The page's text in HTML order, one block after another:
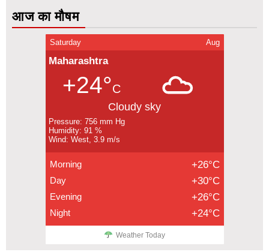
आज का मौषम
Saturday Aug
Maharashtra
+24°C
Cloudy sky
Pressure: 756 mm Hg
Humidity: 91 %
Wind: West, 3.9 m/s
Morning +26°C
Day +30°C
Evening +26°C
Night +24°C
Weather Today